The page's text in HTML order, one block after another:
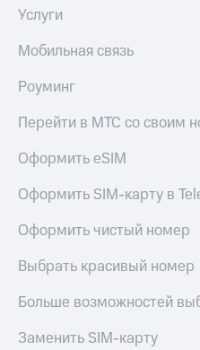
развитие
На главную
Услуги
Мобильная связь
Роуминг
Перейти в МТС со своим
Оформить eSIM
Оформить SIM-карту в
Оформить чистый номер
Выбрать красивый номер
Больше возможностей
Заменить SIM-карту